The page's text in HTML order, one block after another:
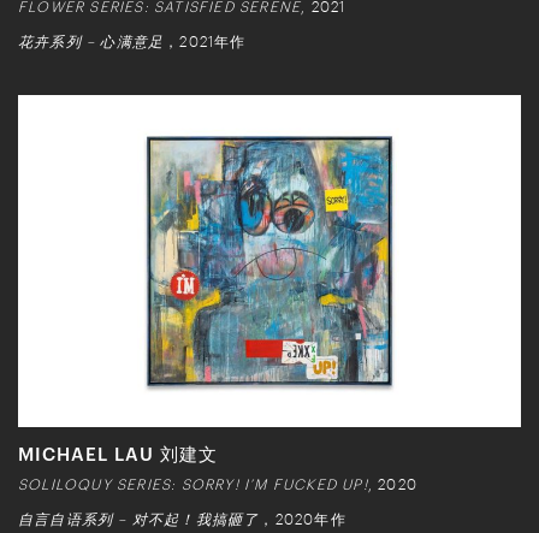
FLOWER SERIES: SATISFIED SERENE , 2021
花卉系列 – 心满意足 ，2021年作
MICHAEL LAU 刘建文
SOLILOQUY SERIES: SORRY! I’M FUCKED UP!, 2020
自言自语系列 – 对不起！我搞砸了 ，2020年作